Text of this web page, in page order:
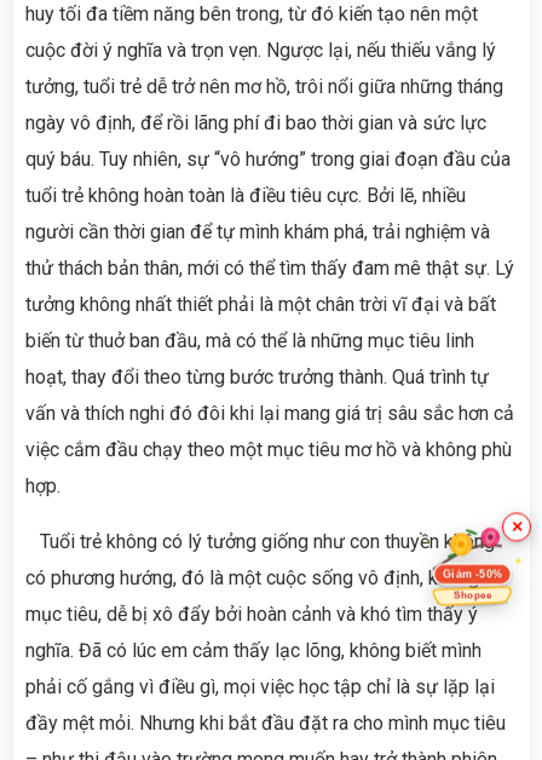
huy tối đa tiềm năng bên trong, từ đó kiến tạo nên một
cuộc đời ý nghĩa và trọn vẹn. Ngược lại, nếu thiếu vắng lý
tưởng, tuổi trẻ dễ trở nên mơ hồ, trôi nổi giữa những tháng
ngày vô định, để rồi lãng phí đi bao thời gian và sức lực
quý báu. Tuy nhiên, sự “vô hướng” trong giai đoạn đầu của
tuổi trẻ không hoàn toàn là điều tiêu cực. Bởi lẽ, nhiều
người cần thời gian để tự mình khám phá, trải nghiệm và
thử thách bản thân, mới có thể tìm thấy đam mê thật sự. Lý
tưởng không nhất thiết phải là một chân trời vĩ đại và bất
biến từ thuở ban đầu, mà có thể là những mục tiêu linh
hoạt, thay đổi theo từng bước trưởng thành. Quá trình tự
vấn và thích nghi đó đôi khi lại mang giá trị sâu sắc hơn cả
việc cắm đầu chạy theo một mục tiêu mơ hồ và không phù
hợp.
Tuổi trẻ không có lý tưởng giống như con thuyền không
có phương hướng, đó là một cuộc sống vô định, không có
mục tiêu, dễ bị xô đẩy bởi hoàn cảnh và khó tìm thấy ý
nghĩa. Đã có lúc em cảm thấy lạc lõng, không biết mình
phải cố gắng vì điều gì, mọi việc học tập chỉ là sự lặp lại
đầy mệt mỏi. Nhưng khi bắt đầu đặt ra cho mình mục tiêu
×
Giảm -50%
Shopee